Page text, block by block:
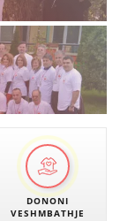
DONONI
VESHMBATHJE